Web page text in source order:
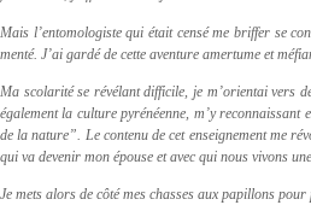
Mais l’entomologiste qui était censé me briffer se
menté. J’ai gardé de cette aventure amertume et
Ma scolarité se révélant difficile, je m’orientai vers
également la culture pyrénéenne, m’y
de la nature”. Le contenu de cet enseignement me
qui va devenir mon épouse et avec qui nous vivons
Je mets alors de côté mes chasses aux papillons